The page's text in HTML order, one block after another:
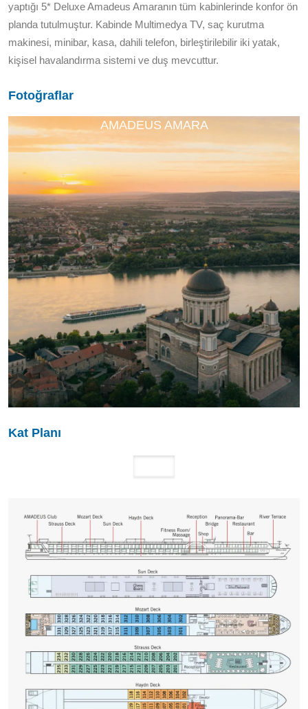
yaptığı 5* Deluxe Amadeus Amaranın tüm kabinlerinde konfor ön
planda tutulmuştur. Kabinde Multimedya TV, saç kurutma
makinesi, minibar, kasa, dahili telefon, birleştirilebilir iki yatak,
kişisel havalandırma sistemi ve duş mevcuttur.
Fotoğraflar
AMADEUS AMARA
Kat Planı